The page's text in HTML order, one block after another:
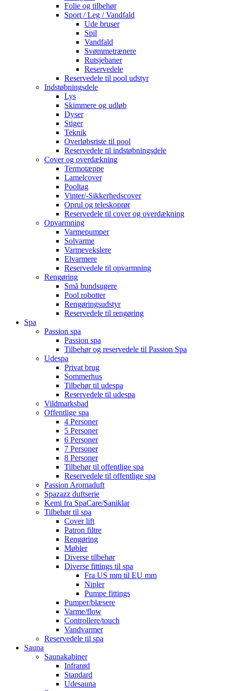
Folie og tilbehør
Sport / Leg / Vandfald
Ude bruser
Spil
Vandfald
Svømmetrænere
Rutsjebaner
Reservedele
Reservedele til pool udstyr
Indstøbningsdele
Lys
Skimmere og udløb
Dyser
Stiger
Teknik
Overløbsriste til pool
Reservedele til indstøbningsdele
Cover og overdækning
Termotæppe
Lamelcover
Pooltag
Vinter/-Sikkerhedscover
Oprul og teleskoprør
Reservedele til cover og overdækning
Opvarmning
Varmepumper
Solvarme
Varmevekslere
Elvarmere
Reservedele til opvarmning
Rengøring
Små bundsugere
Pool robotter
Rengøringsudstyr
Reservedele til rengøring
Spa
Passion spa
Passion spa
Tilbehør og reservedele til Passion Spa
Udespa
Privat brug
Sommerhus
Tilbehør til udespa
Reservedele til udespa
Vildmarksbad
Offentlige spa
4 Personer
5 Personer
6 Personer
7 Personer
8 Personer
Tilbehør til offentlige spa
Reservedele til offentlige spa
Passion Aromaduft
Spazazz duftserie
Kemi fra SpaCare/Saniklar
Tilbehør til spa
Cover lift
Patron filtre
Rengøring
Møbler
Diverse tilbehør
Diverse fittings til spa
Fra US mm til EU mm
Nipler
Pumpe fittings
Pumper/blæsere
Varme/flow
Controllere/touch
Vandvarmer
Reservedele til spa
Sauna
Saunakabiner
Infrarød
Standard
Udesauna